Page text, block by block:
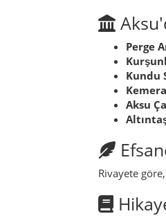
Perge
Kundu
Aksu
Rivayete göre,